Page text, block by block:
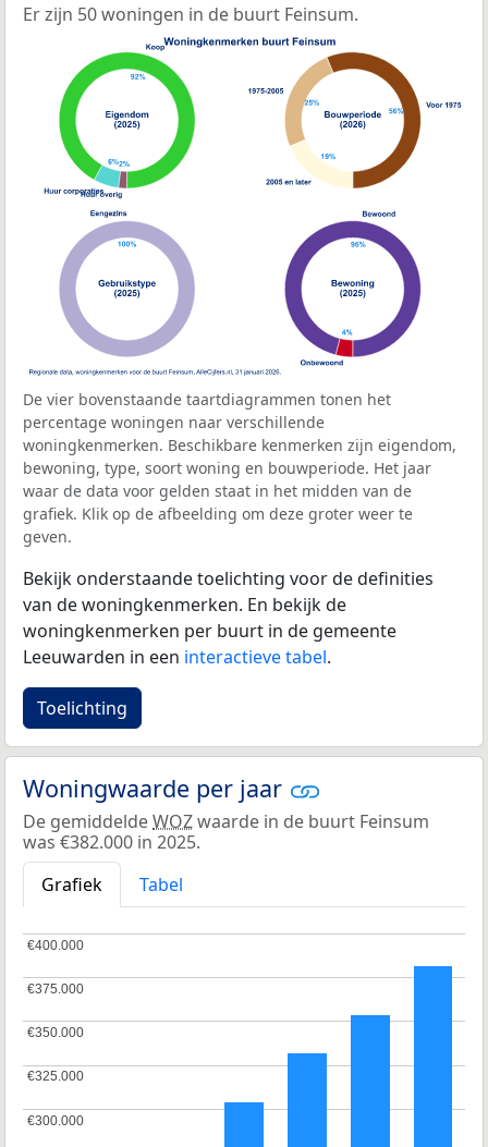
Er zijn 50 woningen in de buurt Feinsum.
De vier bovenstaande taartdiagrammen tonen het
percentage woningen naar verschillende
woningkenmerken. Beschikbare kenmerken zijn eigendom,
bewoning, type, soort woning en bouwperiode. Het jaar
waar de data voor gelden staat in het midden van de
grafiek. Klik op de afbeelding om deze groter weer te
geven.
Bekijk onderstaande toelichting voor de definities
van de woningkenmerken. En bekijk de
woningkenmerken per buurt in de gemeente
Leeuwarden in een interactieve tabel.
Toelichting
Woningwaarde per jaar
De gemiddeldeWOZwaarde in de buurt Feinsum
was €382.000 in 2025.
Grafiek
Tabel
€300.000
€300.000
€325.000
€325.000
€350.000
€350.000
€375.000
€375.000
€400.000
€400.000